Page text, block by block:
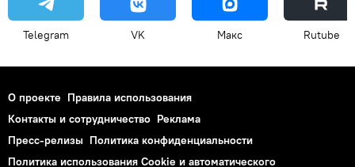
Telegram VK Макс Rutube
О проекте Правила использования
Контакты и сотрудничество Реклама
Пресс-релизы Политика конфиденциальности
Политика использования Cookie и автоматического